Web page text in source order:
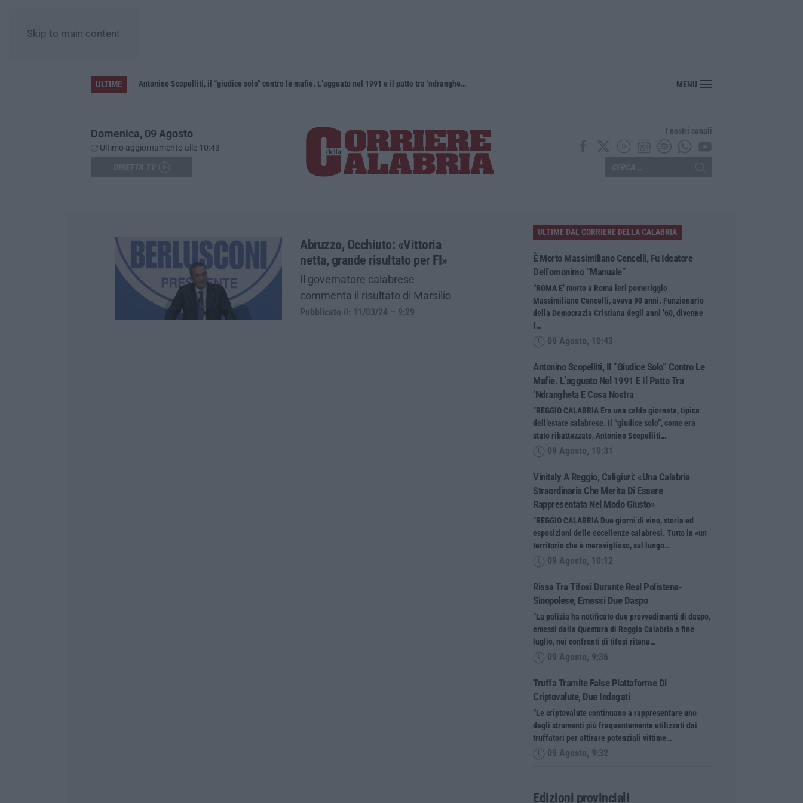
Skip to main content
ULTIME Antonino Scopelliti, il “giudice solo” contro le mafie. L’agguato nel 1991 e il patto tra ‘ndrangheta e Cosa nostra MENU
Domenica, 09 Agosto
Ultimo aggiornamento alle 10:43
I nostri canali
Abruzzo, Occhiuto: «Vittoria
netta, grande risultato per FI»
Il governatore calabrese
commenta il risultato di Marsilio
Pubblicato il: 11/03/24 – 9:29
ULTIME DAL CORRIERE DELLA CALABRIA
È Morto Massimiliano Cencelli, Fu Ideatore
Dell’omonimo “manuale”
“ROMA E’ morto a Roma ieri pomeriggio
Massimiliano Cencelli, aveva 90 anni. Funzionario
della Democrazia Cristiana degli anni ’60, divenne
f…
09 Agosto, 10:43
Antonino Scopelliti, Il “giudice Solo” Contro Le
Mafie. L’agguato Nel 1991 E Il Patto Tra
‘ndrangheta E Cosa Nostra
“REGGIO CALABRIA Era una calda giornata, tipica
dell’estate calabrese. Il “giudice solo”, come era
stato ribattezzato, Antonino Scopelliti…
09 Agosto, 10:31
Vinitaly A Reggio, Caligiuri: «Una Calabria
Straordinaria Che Merita Di Essere
Rappresentata Nel Modo Giusto»
“REGGIO CALABRIA Due giorni di vino, storia ed
esposizioni delle eccellenze calabresi. Tutto in «un
territorio che è meraviglioso, sul lungo…
09 Agosto, 10:12
Rissa Tra Tifosi Durante Real Polistena-
Sinopolese, Emessi Due Daspo
“La polizia ha notificato due provvedimenti di daspo,
emessi dalla Questura di Reggio Calabria a fine
luglio, nei confronti di tifosi ritenu…
09 Agosto, 9:36
Truffa Tramite False Piattaforme Di
Criptovalute, Due Indagati
“Le criptovalute continuano a rappresentare uno
degli strumenti più frequentemente utilizzati dai
truffatori per attirare potenziali vittime…
09 Agosto, 9:32
Edizioni provinciali